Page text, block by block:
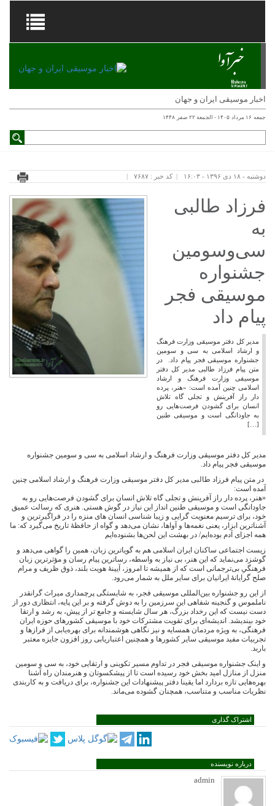
اخبار موسیقی ایران و جهان
جمعه ۱۶ مرداد ۱۴۰۵ - الجمعة ۲۲ صفر ۱۴۴۸
دوشنبه - ۱۸ دی ۱۳۹۶ - ۱۶:۰۳ کد خبر : ۷۶۸۷
فرزاد طالبی
به
سی‌و‌سومین
جشنواره
موسیقی فجر
پیام داد
مدیر کل دفتر موسیقی وزارت فرهنگ
و ارشاد اسلامی به سی و سومین
جشنواره موسیقی فجر پیام داد. در
متن پیام فرزاد طالبی مدیر کل دفتر
موسیقی وزارت فرهنگ و ارشاد
اسلامی چنین آمده است: «هنر، پرده
دار راز آفرینش و تجلی گاه تلاش
انسان برای گشودن فرصت‌هایی رو
به جاودانگی است و موسیقی طنین
[…]
مدیر کل دفتر موسیقی وزارت فرهنگ و ارشاد اسلامی به سی و سومین جشنواره
موسیقی فجر پیام داد.
در متن پیام فرزاد طالبی مدیر کل دفتر موسیقی وزارت فرهنگ و ارشاد اسلامی چنین
آمده است:
«هنر، پرده دار راز آفرینش و تجلی گاه تلاش انسان برای گشودن فرصت‌هایی رو به
جاودانگی است و موسیقی طنین انداز این نیاز در گوش هستی. هنری که رسالت عمیق
خود، برای ترسیم معنویت گرایی و زیبا شناسی انسان های منزه را در فراگیرترین و
آشناترین ابزار، یعنی نغمه‌ها و آواها، نشان می‌دهد و گواه از حافظۀ تاریخ می‌گیرد که: ما
همه اجزای آدم بوده‌ایم/ در بهشت این لحن‌ها بشنوده‌ایم
زیست اجتماعی ساکنان ایران اسلامی هم به گویاترین زبان، همین را گواهی می‌دهد و
گوشزد می‌نماید که این هنر، بی نیاز به واسطه، رساترین پیام رسان و مؤثرترین زبان
فرهنگیِ بی‌ترجمانی است که از همیشه تا امروز، آیینۀ هویت بلند، ذوق ظریف و مرام
صلح گرایانۀ ایرانیان برای سایر ملل به شمار می‌رود.
از این رو جشنواره بین‌المللی موسیقی فجر، به شایستگی پرچمداری میراث گرانقدر
ناملموس و گنجینه شفاهی این سرزمین را به دوش گرفته و بر این پایه، انتظاری دور از
دست نیست که این رخداد بزرگ، هر سال شایسته و جامع تر از پیش، به رشد و ارتقا
خود بیندیشد. اندیشه‌ای برای تقویت مشترکات خود با موسیقی کشورهای حوزه ایران
فرهنگی، به ویژه مردمان همسایه و نیز نگاهی هوشمندانه برای بهره‌یابی از فرازها و
تجربیات مفید موسیقی سایر کشورها و همچنین اعتباریابی روز افزون جایزه معتبر
باربد.
و اینک جشنواره موسیقی فجر در تداوم مسیر تکوینی و ارتقایی خود، به سی و سومین
منزل از منازل امید بخش خود رسیده است تا از پیشکسوتان و هنرمندان راه آشنا
بهره‌هایی تازه بردارد اما یقینا دفتر پیشنهادات این جشنواره، برای دریافت و به کاربندی
نظریات مناسب و متناسب، همچنان گشوده می‌ماند.
اشتراک گذاری
درباره نویسنده
admin